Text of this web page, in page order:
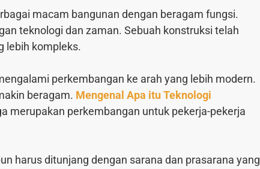
macam bangunan dengan beragam fungsi.
teknologi dan zaman. Sebuah konstruksi telah
lebih kompleks.
perkembangan ke arah yang lebih modern.
beragam. Mengenal Apa itu Teknologi
merupakan perkembangan untuk pekerja-pekerja
harus ditunjang dengan sarana dan prasarana yang